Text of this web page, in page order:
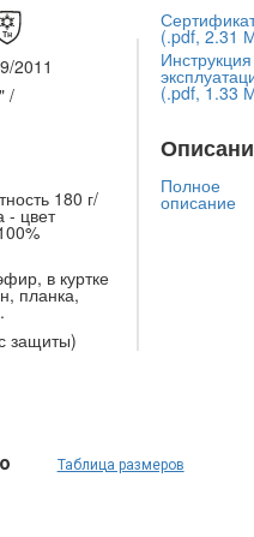
2011
/
180 г/
- цвет
в куртке
планка,
защиты)
(.pdf, 2.31
(.pdf, 1.33
Полное
описание
Таблица размеров